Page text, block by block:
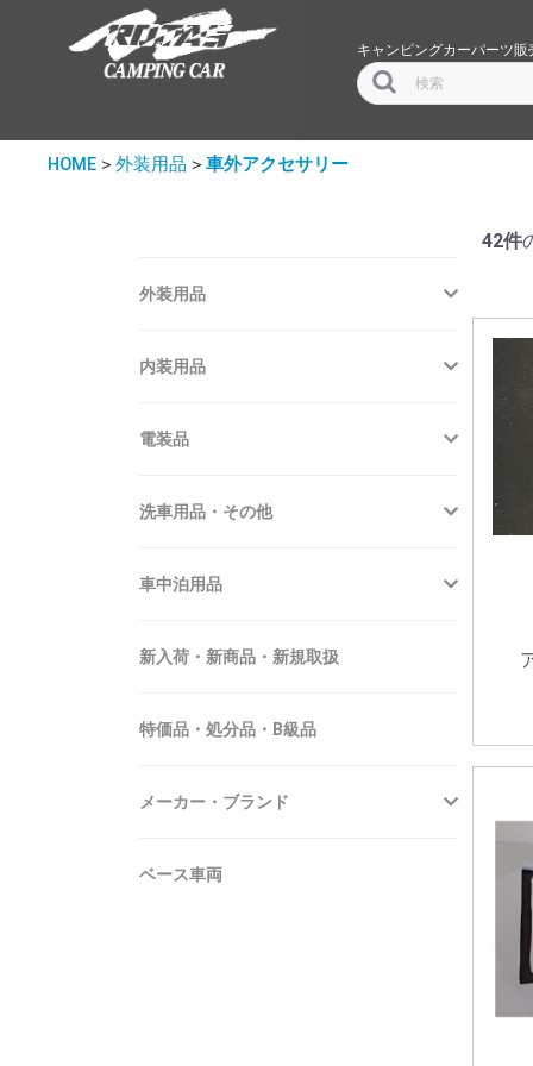
キャンピングカーパーツ
HOME ＞ 外装用品 ＞ 車外アクセサリー
外装用品
内装用品
電装品
洗車用品・その他
車中泊用品
新入荷・新商品・新規取扱
特価品・処分品・B級品
メーカー・ブランド
ベース車両
42件